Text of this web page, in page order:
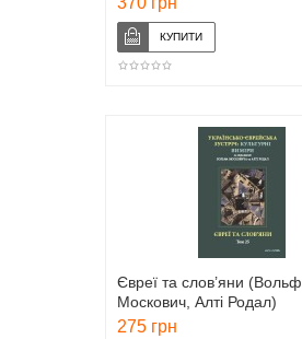
Євреї та слов’яни (Вольф
Москович, Алті Родал)
275 грн